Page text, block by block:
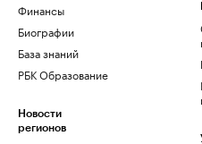
Финансы
Биографии
База знаний
РБК Образование
Новости
регионов